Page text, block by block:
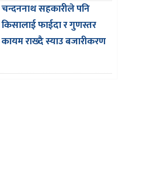
चन्दननाथ सहकारीले पनि
किसालाई फाईदा र गुणस्तर
कायम राख्दै स्याउ बजारीकरण